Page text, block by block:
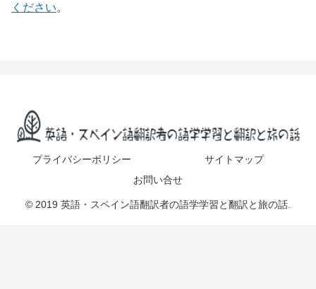
ください。
プライバシーポリシー
サイトマップ
お問い合せ
© 2019 英語・スペイン語翻訳者の語学学習と翻訳と旅の話.